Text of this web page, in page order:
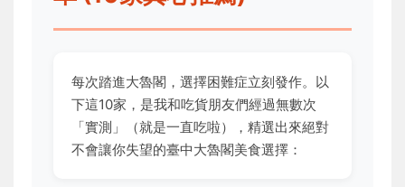
每次踏進大魯閣，選擇困難症立刻發作。以
下這10家，是我和吃貨朋友們經過無數次
「實測」（就是一直吃啦），精選出來絕對
不會讓你失望的臺中大魯閣美食選擇：